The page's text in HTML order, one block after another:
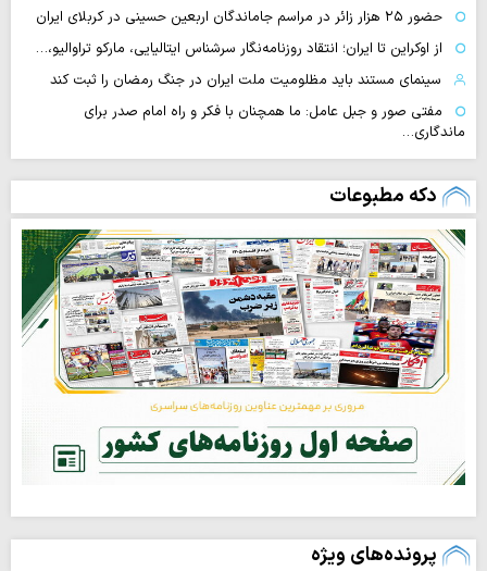
حضور ۲۵ هزار زائر در مراسم جاماندگان اربعین حسینی در کربلای ایران
از اوکراین تا ایران؛ انتقاد روزنامه‌نگار سرشناس ایتالیایی، مارکو تراوالیو،…
سینمای مستند باید مظلومیت ملت ایران در جنگ رمضان را ثبت کند
مفتی صور و جبل عامل: ما همچنان با فکر و راه امام صدر برای
ماندگاری…
دکه مطبوعات
پرونده‌های ویژه